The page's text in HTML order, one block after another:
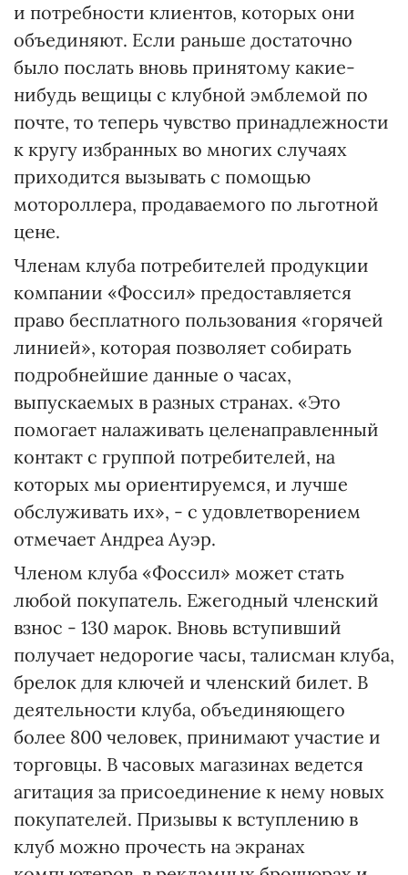
и потребности клиентов, которых они
объединяют. Если раньше достаточно
было послать вновь принятому какие-
нибудь вещицы с клубной эмблемой по
почте, то теперь чувство принадлежности
к кругу избранных во многих случаях
приходится вызывать с помощью
мотороллера, продаваемого по льготной
цене.
Членам клуба потребителей продукции
компании «Фоссил» предоставляется
право бесплатного пользования «горячей
линией», которая позволяет собирать
подробнейшие данные о часах,
выпускаемых в разных странах. «Это
помогает налаживать целенаправленный
контакт с группой потребителей, на
которых мы ориентируемся, и лучше
обслуживать их», - с удовлетворением
отмечает Андреа Ауэр.
Членом клуба «Фоссил» может стать
любой покупатель. Ежегодный членский
взнос - 130 марок. Вновь вступивший
получает недорогие часы, талисман клуба,
брелок для ключей и членский билет. В
деятельности клуба, объединяющего
более 800 человек, принимают участие и
торговцы. В часовых магазинах ведется
агитация за присоединение к нему новых
покупателей. Призывы к вступлению в
клуб можно прочесть на экранах